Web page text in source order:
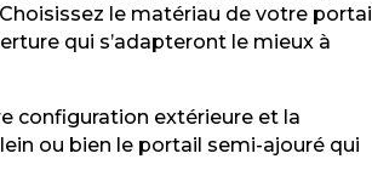
le matériau de votre portail
qui s’adapteront le mieux à
configuration extérieure et la
ou bien le portail semi-ajouré qui